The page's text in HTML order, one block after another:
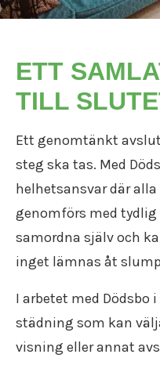
ETT
TILL
Ett genomtänkt
steg ska tas. Med
helhetsansvar där
genomförs med
samordna själv och
inget lämnas åt
I arbetet med Dödsbo
städning som kan
visning eller annat